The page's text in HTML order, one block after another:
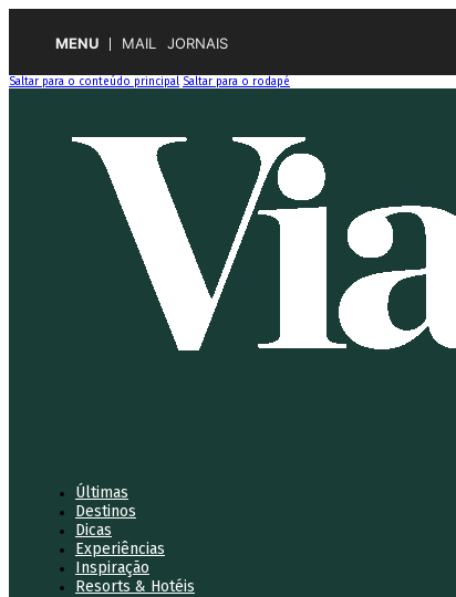
MENU MAIL JORNAIS
Saltar para o conteúdo principal Saltar para o rodapé
Últimas
Destinos
Dicas
Experiências
Inspiração
Resorts & Hotéis